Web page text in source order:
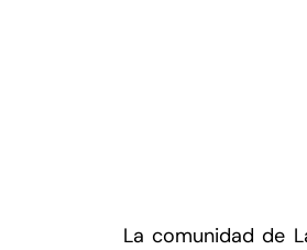
La comunidad de